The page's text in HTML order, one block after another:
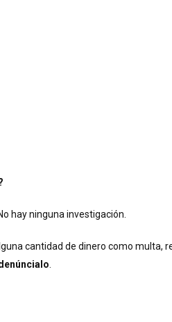
No hay ninguna investigación.
cantidad de dinero como